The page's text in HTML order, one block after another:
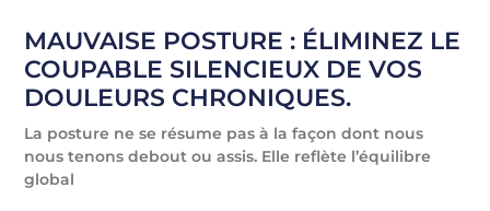
MAUVAISE POSTURE : ÉLIMINEZ LE
COUPABLE SILENCIEUX DE VOS
DOULEURS CHRONIQUES.
La posture ne se résume pas à la façon dont nous
nous tenons debout ou assis. Elle reflète l’équilibre
global